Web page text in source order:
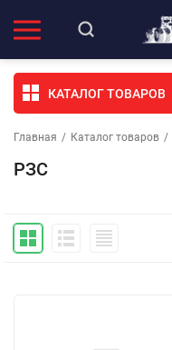
КАТАЛОГ ТОВАРОВ
Главная / Каталог товаров /
РЗС